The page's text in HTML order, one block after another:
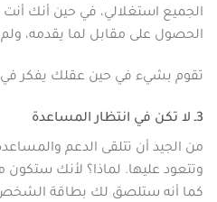
الجميع استغلالي، في حين أنك
الحصول على مقابل لما يقدمه،
تقوم بشيء في حين عقلك يفكر
3ـ لا تكن في انتظار المساعدة
من الجيد أن تتلقى الدعم
وتتعود عليها. لماذا؟ لأنك
كما أنه ستلصق لك بطاقة